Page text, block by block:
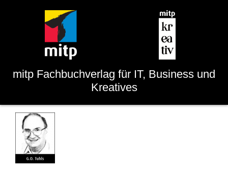
mitp Fachbuchverlag für IT, Business und
Kreatives